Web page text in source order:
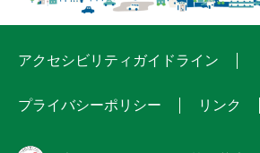
アクセシビリティガイドライン
プライバシーポリシー リンク